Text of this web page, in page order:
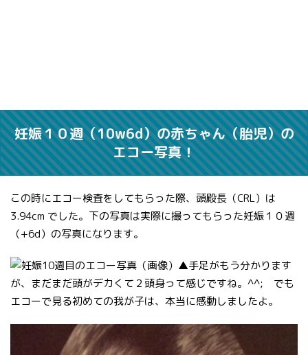
妊娠１０週（10w6d）の赤ちゃん（胎児）の
エコー写真！
この時にエコー検査をしてもらった際、頭殿長（CRL）は
3.94cm でした。下の写真は実際に撮ってもらった妊娠１０週
（+6d）の写真になります。
▲手足がもう分かります
が、まだまだ頭がデカくて２頭身って感じですね。^^; でも
エコーで見る初めての我が子は、本当に感動しましたよ。